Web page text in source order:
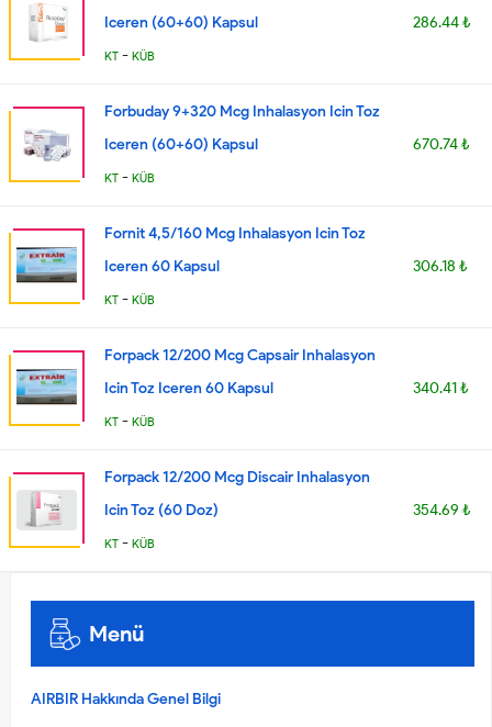
Iceren (60+60) Kapsul
KT - KÜB
286.44 ₺
Forbuday 9+320 Mcg Inhalasyon Icin Toz
Iceren (60+60) Kapsul
KT - KÜB
670.74 ₺
Fornit 4,5/160 Mcg Inhalasyon Icin Toz
Iceren 60 Kapsul
KT - KÜB
306.18 ₺
Forpack 12/200 Mcg Capsair Inhalasyon
Icin Toz Iceren 60 Kapsul
KT - KÜB
340.41 ₺
Forpack 12/200 Mcg Discair Inhalasyon
Icin Toz (60 Doz)
KT - KÜB
354.69 ₺
Menü
AIRBIR Hakkında Genel Bilgi